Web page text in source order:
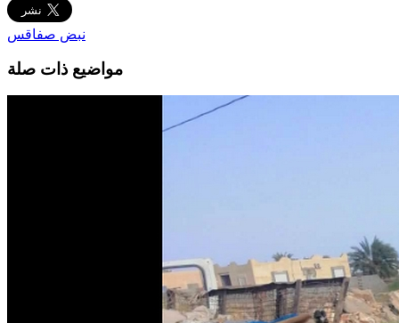
نبض صفاقس
مواضيع ذات صلة